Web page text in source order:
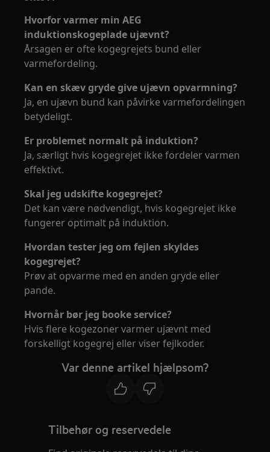
Hvorfor varmer min AEG
induktionskogeplade ujævnt?
Årsagen er ofte kogegrejets bund eller
varmefordeling.
Kan en skæv gryde give ujævn opvarmning?
Ja, en ujævn bund kan påvirke varmefordelingen
betydeligt.
Er problemet normalt på induktion?
Ja, særligt hvis kogegrejet ikke fordeler varmen
effektivt.
Skal jeg udskifte kogegrejet?
Det kan være nødvendigt, hvis kogegrejet ikke
fungerer optimalt på induktion.
Hvordan tester jeg om fejlen skyldes
kogegrejet?
Prøv at opvarme med en anden gryde eller
pande.
Hvornår bør jeg booke service?
Hvis flere kogezoner varmer ujævnt med
forskelligt kogegrej eller viser fejlkoder.
Var denne artikel hjælpsom?
Tilbehør og reservedele